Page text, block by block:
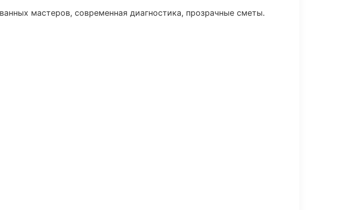
мастеров, современная диагностика, прозрачные сметы.